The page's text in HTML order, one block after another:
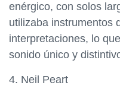
enérgico, con solos
utilizaba instrumentos
interpretaciones, lo
sonido único y
4. Neil Peart